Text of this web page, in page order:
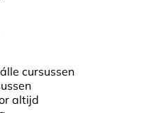
cursussen
altijd